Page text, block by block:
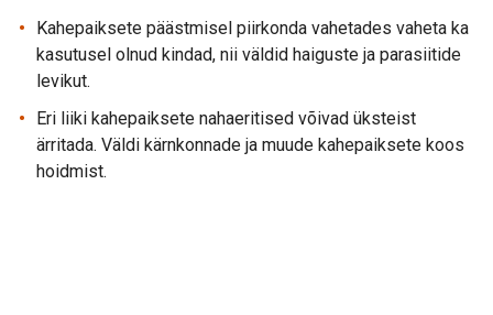
Kahepaiksete päästmisel piirkonda vahetades vaheta ka
kasutusel olnud kindad, nii väldid haiguste ja parasiitide
levikut.
Eri liiki kahepaiksete nahaeritised võivad üksteist
ärritada. Väldi kärnkonnade ja muude kahepaiksete koos
hoidmist.